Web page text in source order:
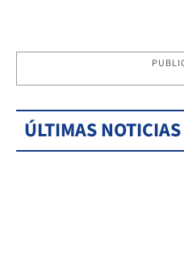
ÚLTIMAS NOTICIAS